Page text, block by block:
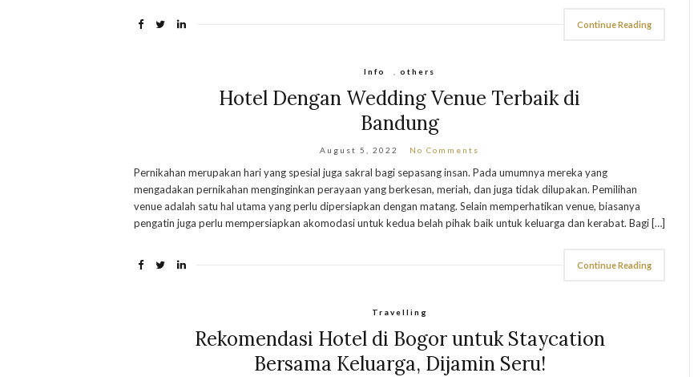
Continue Reading
Info ,others
Hotel Dengan Wedding Venue Terbaik di
Bandung
August 5, 2022 No Comments
Pernikahan merupakan hari yang spesial juga sakral bagi sepasang insan. Pada umumnya mereka yang
mengadakan pernikahan menginginkan perayaan yang berkesan, meriah, dan juga tidak dilupakan. Pemilihan
venue adalah satu hal utama yang perlu dipersiapkan dengan matang. Selain memperhatikan venue, biasanya
pengatin juga perlu mempersiapkan akomodasi untuk kedua belah pihak baik untuk keluarga dan kerabat. Bagi […]
Continue Reading
Travelling
Rekomendasi Hotel di Bogor untuk Staycation
Bersama Keluarga, Dijamin Seru!